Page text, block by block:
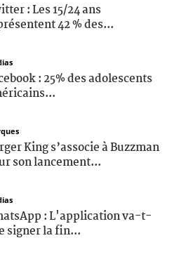
: Les 15/24 ans
42 % des...
: 25% des adolescents
King s’associe à Buzzman
son lancement...
: L'application va-t-
signer la fin...